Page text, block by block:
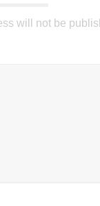
will not be